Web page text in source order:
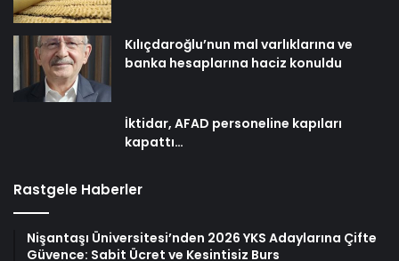
Kılıçdaroğlu’nun mal varlıklarına ve
banka hesaplarına haciz konuldu
İktidar, AFAD personeline kapıları
kapattı…
Rastgele Haberler
Nişantaşı Üniversitesi’nden 2026 YKS Adaylarına Çifte
Güvence: Sabit Ücret ve Kesintisiz Burs